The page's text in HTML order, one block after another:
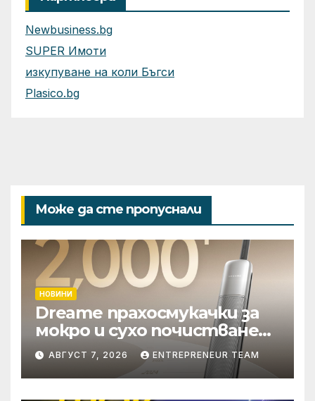
Newbusiness.bg
SUPER Имоти
изкупуване на коли Бъгси
Plasico.bg
Може да сте пропуснали
НОВИНИ
Dreame прахосмукачки за
мокро и сухо почистване
надхвърлиха 2 000
патентни заявки в
световен мащаб
АВГУСТ 7, 2026 ENTREPRENEUR TEAM